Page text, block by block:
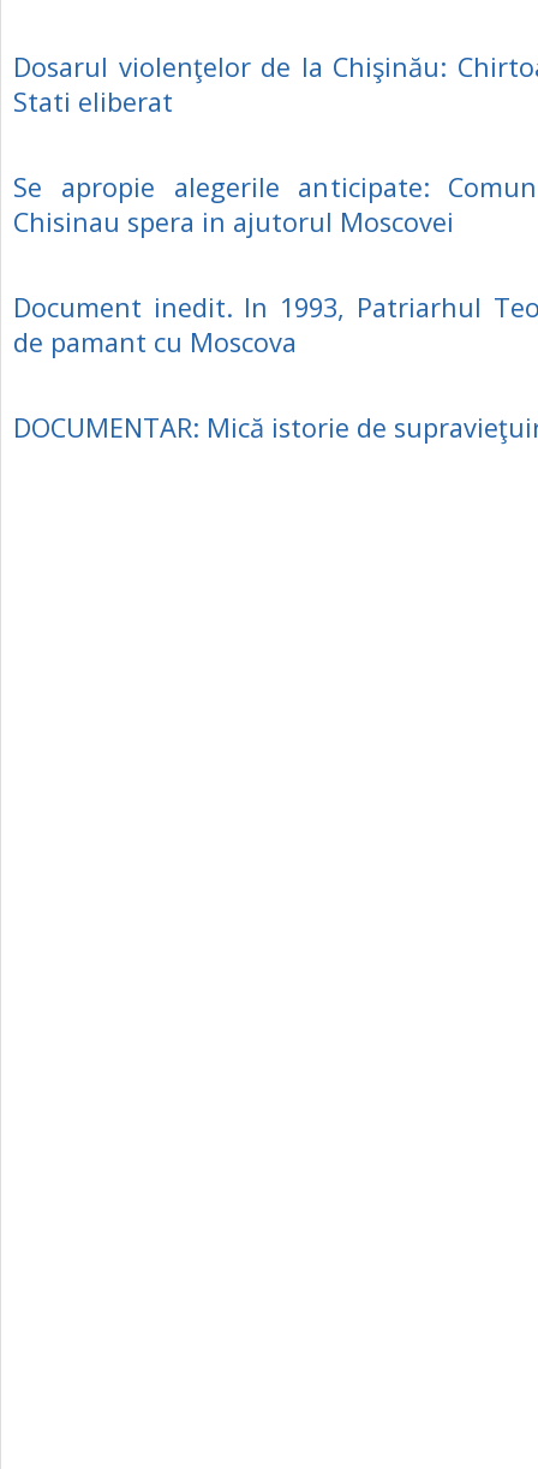
Dosarul violenţelor de la Chişinău:
Stati eliberat
Se apropie alegerile anticipate:
Chisinau spera in ajutorul Moscovei
Document inedit. In 1993, Patriarhul
de pamant cu Moscova
DOCUMENTAR: Mică istorie de